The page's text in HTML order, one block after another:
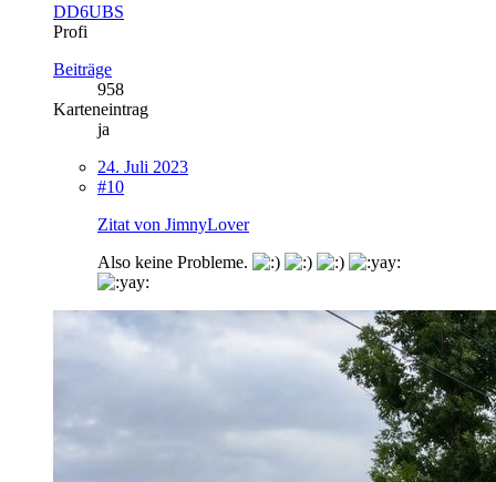
DD6UBS
Profi
Beiträge
958
Karteneintrag
ja
24. Juli 2023
#10
Zitat von JimnyLover
Also keine Probleme.